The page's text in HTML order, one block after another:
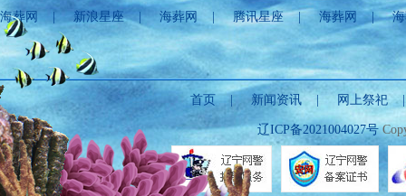
海葬网
新浪星座| 海葬网 |腾讯星座| 海葬网 |
首页| 新闻资讯 网上祭祀
辽ICP备2021004027号